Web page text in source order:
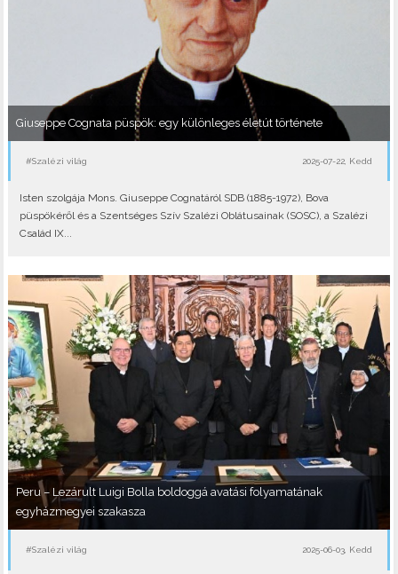
Giuseppe Cognata püspök: egy különleges életút története
#Szalézi világ 2025-07-22, Kedd
Isten szolgája Mons. Giuseppe Cognatáról SDB (1885-1972), Bova
püspökéről és a Szentséges Szív Szalézi Oblátusainak (SOSC), a Szalézi
Család IX...
Peru – Lezárult Luigi Bolla boldoggá avatási folyamatának
egyházmegyei szakasza
#Szalézi világ 2025-06-03, Kedd